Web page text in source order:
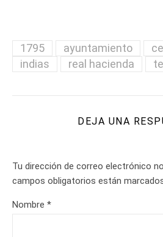
1795 ayuntamiento
indias
real hacienda
DEJA UNA
Tu dirección de correo electrónico
campos obligatorios están
Nombre *